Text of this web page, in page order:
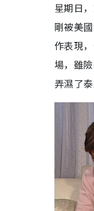
星期日
剛被美
作表現
場，雖
弄濕了